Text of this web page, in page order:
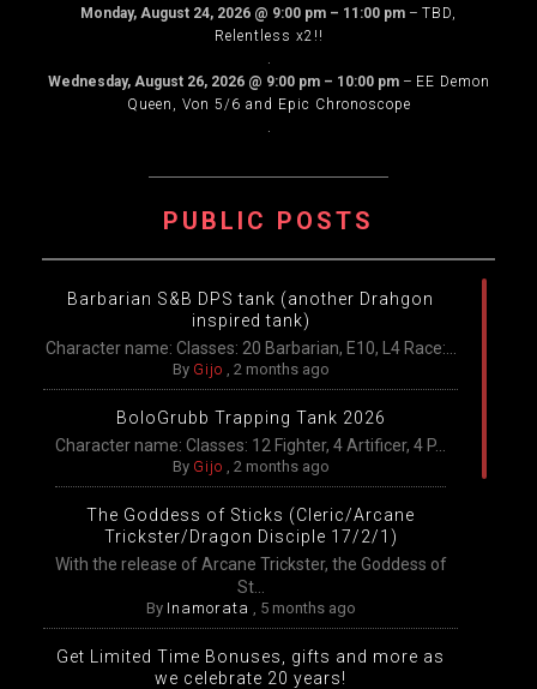
Monday, August 24, 2026 @ 9:00 pm – 11:00 pm – TBD,
Relentless x2!!
.
Wednesday, August 26, 2026@ 9:00 pm – 10:00 pm– EE Demon
Queen, Von 5/6 and Epic Chronoscope
.
PUBLIC POSTS
Barbarian S&B DPS tank (another Drahgon
inspired tank)
Character name: Classes: 20 Barbarian, E10, L4 Race:...
By Gijo , 2 months ago
BoloGrubb Trapping Tank 2026
Character name: Classes: 12 Fighter, 4 Artificer, 4 P...
By Gijo , 2 months ago
The Goddess of Sticks (Cleric/Arcane
Trickster/Dragon Disciple 17/2/1)
With the release of Arcane Trickster, the Goddess of
St...
By Inamorata , 5 months ago
Get Limited Time Bonuses, gifts and more as
we celebrate 20 years!